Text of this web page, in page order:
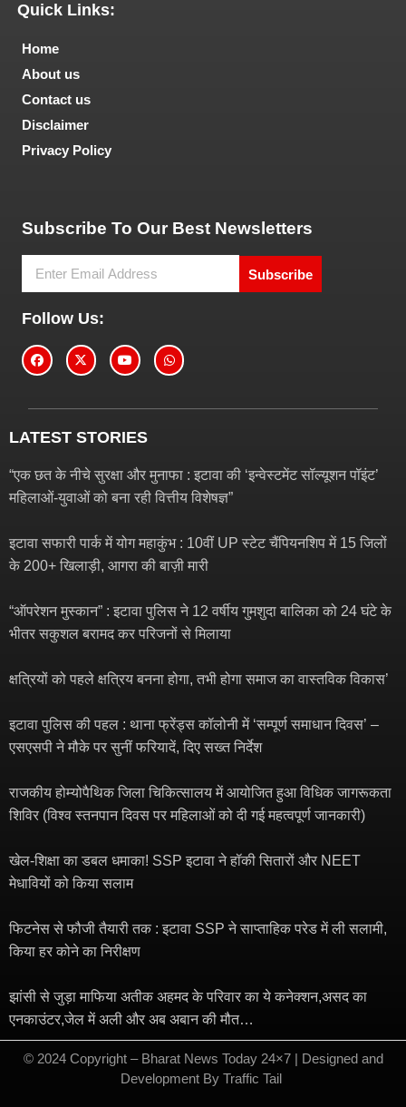
Quick Links:
Home
About us
Contact us
Disclaimer
Privacy Policy
Subscribe To Our Best Newsletters
Subscribe
Follow Us:
LATEST STORIES
“एक छत के नीचे सुरक्षा और मुनाफा : इटावा की ‘इन्वेस्टमेंट सॉल्यूशन पॉइंट’
महिलाओं-युवाओं को बना रही वित्तीय विशेषज्ञ”
इटावा सफारी पार्क में योग महाकुंभ : 10वीं UP स्टेट चैंपियनशिप में 15 जिलों
के 200+ खिलाड़ी, आगरा की बाज़ी मारी
“ऑपरेशन मुस्कान” : इटावा पुलिस ने 12 वर्षीय गुमशुदा बालिका को 24 घंटे के
भीतर सकुशल बरामद कर परिजनों से मिलाया
क्षत्रियों को पहले क्षत्रिय बनना होगा, तभी होगा समाज का वास्तविक विकास’
इटावा पुलिस की पहल : थाना फ्रेंड्स कॉलोनी में ‘सम्पूर्ण समाधान दिवस’ –
एसएसपी ने मौके पर सुनीं फरियादें, दिए सख्त निर्देश
राजकीय होम्योपैथिक जिला चिकित्सालय में आयोजित हुआ विधिक जागरूकता
शिविर (विश्व स्तनपान दिवस पर महिलाओं को दी गई महत्वपूर्ण जानकारी)
खेल-शिक्षा का डबल धमाका! SSP इटावा ने हॉकी सितारों और NEET
मेधावियों को किया सलाम
फिटनेस से फौजी तैयारी तक : इटावा SSP ने साप्ताहिक परेड में ली सलामी,
किया हर कोने का निरीक्षण
झांसी से जुड़ा माफिया अतीक अहमद के परिवार का ये कनेक्शन,असद का
एनकाउंटर,जेल में अली और अब अबान की मौत…
© 2024 Copyright – Bharat News Today 24×7 | Designed and
Development By Traffic Tail